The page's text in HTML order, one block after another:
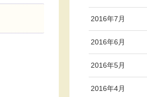
2016年7月
2016年6月
2016年5月
2016年4月